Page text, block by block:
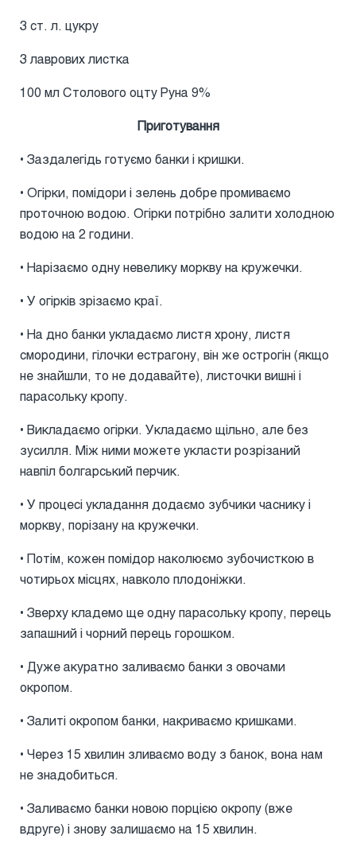
3 ст. л. цукру
3 лаврових листка
100 мл Столового оцту Руна 9%
Приготування
• Заздалегідь готуємо банки і кришки.
• Огірки, помідори і зелень добре промиваємо
проточною водою. Огірки потрібно залити холодною
водою на 2 години.
• Нарізаємо одну невелику моркву на кружечки.
• У огірків зрізаємо краї.
• На дно банки укладаємо листя хрону, листя
смородини, гілочки естрагону, він же острогін (якщо
не знайшли, то не додавайте), листочки вишні і
парасольку кропу.
• Викладаємо огірки. Укладаємо щільно, але без
зусилля. Між ними можете укласти розрізаний
навпіл болгарський перчик.
• У процесі укладання додаємо зубчики часнику і
моркву, порізану на кружечки.
• Потім, кожен помідор наколюємо зубочисткою в
чотирьох місцях, навколо плодоніжки.
• Зверху кладемо ще одну парасольку кропу, перець
запашний і чорний перець горошком.
• Дуже акуратно заливаємо банки з овочами
окропом.
• Залиті окропом банки, накриваємо кришками.
• Через 15 хвилин зливаємо воду з банок, вона нам
не знадобиться.
• Заливаємо банки новою порцією окропу (вже
вдруге) і знову залишаємо на 15 хвилин.